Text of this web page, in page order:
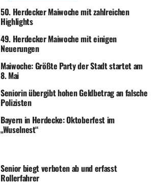
50. Herdecker Maiwoche mit zahlreichen
Highlights
49. Herdecker Maiwoche mit einigen
Neuerungen
Maiwoche: Größte Party der Stadt startet am
8. Mai
Seniorin übergibt hohen Geldbetrag an falsche
Polizisten
Bayern in Herdecke: Oktoberfest im
„Wuselnest“
Senior biegt verboten ab und erfasst
Rollerfahrer